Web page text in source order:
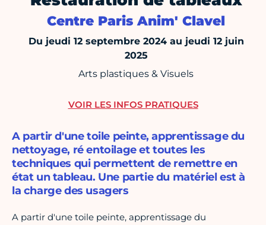
Centre Paris Anim' Clavel
Du jeudi 12 septembre 2024 au jeudi 12 juin
2025
Arts plastiques & Visuels
A partir d'une toile peinte, apprentissage du
nettoyage, ré entoilage et toutes les
techniques qui permettent de remettre en
état un tableau. Une partie du matériel est à
la charge des usagers
A partir d'une toile peinte, apprentissage du
VOIR LES INFOS PRATIQUES